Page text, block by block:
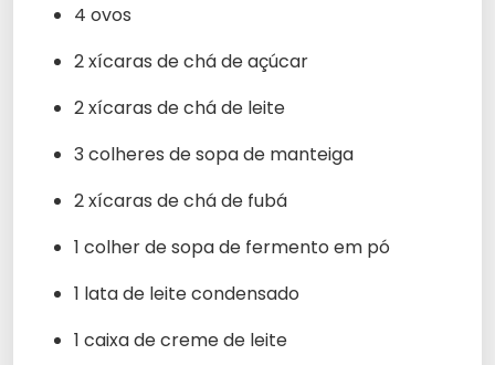
4 ovos
2 xícaras de chá de açúcar
2 xícaras de chá de leite
3 colheres de sopa de manteiga
2 xícaras de chá de fubá
1 colher de sopa de fermento em pó
1 lata de leite condensado
1 caixa de creme de leite